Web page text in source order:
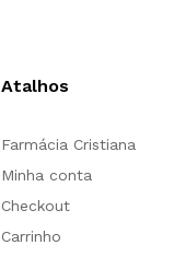
Atalhos
Farmácia Cristiana
Minha conta
Checkout
Carrinho